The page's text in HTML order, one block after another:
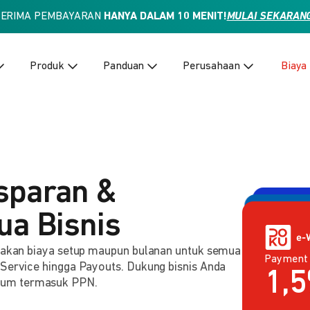
PEMBAYARAN HANYA DALAM 10 MENIT!MULAI
Produk Panduan Perusahaan Biaya
&
Bisnis
biaya setup maupun bulanan untuk semua
hingga Payouts. Dukung bisnis Anda
termasuk PPN.
Payment
Payment